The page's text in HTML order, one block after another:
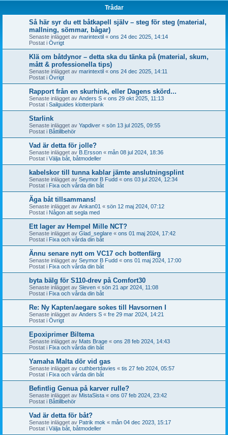
Trådar
Så här syr du ett båtkapell själv – steg för steg (material,
mallning, sömmar, bågar)
Senaste inlägget av marintextil « ons 24 dec 2025, 14:14
Postat i Övrigt
Klä om båtdynor – detta ska du tänka på (material, skum,
mått & professionella tips)
Senaste inlägget av marintextil « ons 24 dec 2025, 14:11
Postat i Övrigt
Rapport från en skurhink, eller Dagens skörd...
Senaste inlägget av Anders S « ons 29 okt 2025, 11:13
Postat i Sailguides klotterplank
Starlink
Senaste inlägget av Yapdiver « sön 13 jul 2025, 09:55
Postat i Båttillbehör
Vad är detta för jolle?
Senaste inlägget av B.Ersson « mån 08 jul 2024, 18:36
Postat i Välja båt, båtmodeller
kabelskor till tunna kablar jämte anslutningsplint
Senaste inlägget av Seymor B Fudd « ons 03 jul 2024, 12:34
Postat i Fixa och vårda din båt
Äga båt tillsammans!
Senaste inlägget av Ankan01 « sön 12 maj 2024, 07:12
Postat i Någon att segla med
Ett lager av Hempel Mille NCT?
Senaste inlägget av Glad_seglare « ons 01 maj 2024, 17:42
Postat i Fixa och vårda din båt
Ännu senare nytt om VC17 och bottenfärg
Senaste inlägget av Seymor B Fudd « ons 01 maj 2024, 17:00
Postat i Fixa och vårda din båt
byta bälg för S110-drev på Comfort30
Senaste inlägget av Sleven « sön 21 apr 2024, 11:08
Postat i Fixa och vårda din båt
Re: Ny Kapten/aegare sokes till Havsornen I
Senaste inlägget av Anders S « fre 29 mar 2024, 14:21
Postat i Övrigt
Epoxiprimer Biltema
Senaste inlägget av Mats Brage « ons 28 feb 2024, 14:43
Postat i Fixa och vårda din båt
Yamaha Malta dör vid gas
Senaste inlägget av cuthbertdavies « tis 27 feb 2024, 05:57
Postat i Fixa och vårda din båt
Befintlig Genua på karver rulle?
Senaste inlägget av MistaSista « ons 07 feb 2024, 23:42
Postat i Båttillbehör
Vad är detta för båt?
Senaste inlägget av Patrik mok « mån 04 dec 2023, 15:17
Postat i Välja båt, båtmodeller